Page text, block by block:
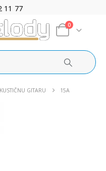
11 77
0
GITARU 15A